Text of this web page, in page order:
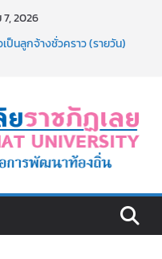
2026
นลูกจ้างชั่วคราว (รายวัน)
เงินนอกงบประมาณ ประเภท
เลย ครั้งที่ 2/2569
จงกับคณะอนุกรรมาธิการ
ทำปกปริญญาบัตร จำนวน